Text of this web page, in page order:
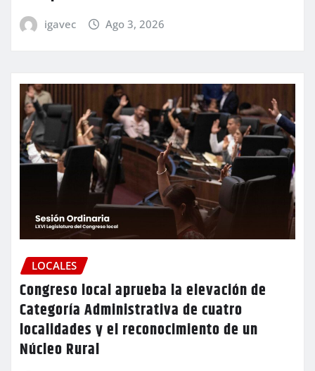
igavec Ago 3, 2026
LOCALES
Congreso local aprueba la elevación de
Categoría Administrativa de cuatro
localidades y el reconocimiento de un
Núcleo Rural